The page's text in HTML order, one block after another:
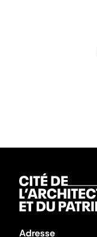
Adresse